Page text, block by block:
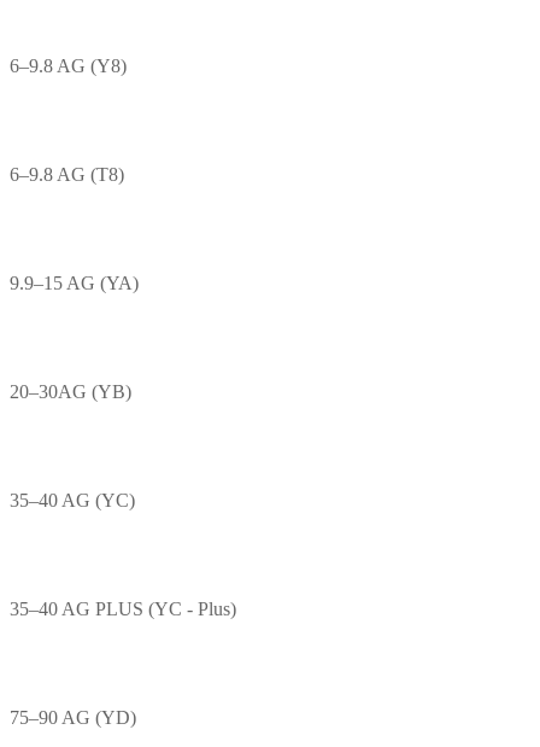
6–9.8 AG (Y8)
6–9.8 AG (T8)
9.9–15 AG (YA)
20–30AG (YB)
35–40 AG (YC)
35–40 AG PLUS (YC - Plus)
75–90 AG (YD)